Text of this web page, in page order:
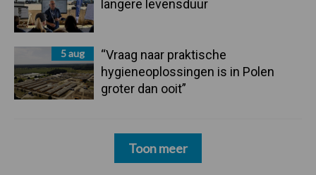
langere levensduur
5 aug
“Vraag naar praktische
hygieneoplossingen is in Polen
groter dan ooit”
Toon meer